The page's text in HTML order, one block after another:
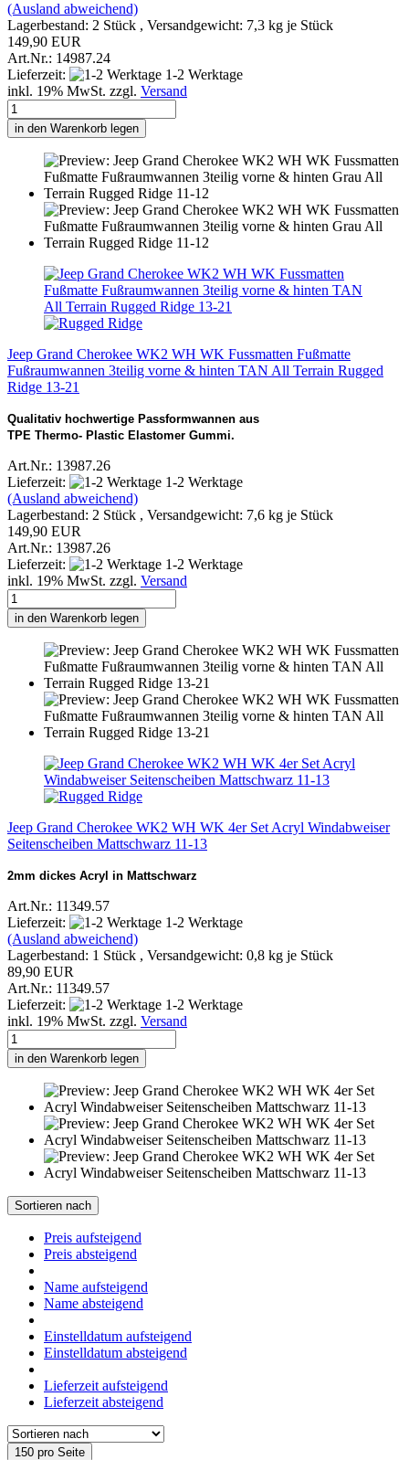
(Ausland abweichend)
Lagerbestand: 2 Stück , Versandgewicht: 7,3 kg je Stück
149,90 EUR
Art.Nr.: 14987.24
Lieferzeit:
1-2 Werktage
inkl. 19% MwSt. zzgl. Versand
in den Warenkorb legen
Jeep Grand Cherokee WK2 WH WK Fussmatten Fußmatte
Fußraumwannen 3teilig vorne & hinten TAN All Terrain Rugged
Ridge 13-21
Qualitativ hochwertige Passformwannen aus
TPE Thermo- Plastic Elastomer Gummi.
Art.Nr.: 13987.26
Lieferzeit:
1-2 Werktage
(Ausland abweichend)
Lagerbestand: 2 Stück , Versandgewicht: 7,6 kg je Stück
149,90 EUR
Art.Nr.: 13987.26
Lieferzeit:
1-2 Werktage
inkl. 19% MwSt. zzgl. Versand
in den Warenkorb legen
Jeep Grand Cherokee WK2 WH WK 4er Set Acryl Windabweiser
Seitenscheiben Mattschwarz 11-13
2mm dickes Acryl in Mattschwarz
Art.Nr.: 11349.57
Lieferzeit:
1-2 Werktage
(Ausland abweichend)
Lagerbestand: 1 Stück , Versandgewicht: 0,8 kg je Stück
89,90 EUR
Art.Nr.: 11349.57
Lieferzeit:
1-2 Werktage
inkl. 19% MwSt. zzgl. Versand
in den Warenkorb legen
Sortieren nach
Preis aufsteigend
Preis absteigend
Name aufsteigend
Name absteigend
Einstelldatum aufsteigend
Einstelldatum absteigend
Lieferzeit aufsteigend
Lieferzeit absteigend
150 pro Seite